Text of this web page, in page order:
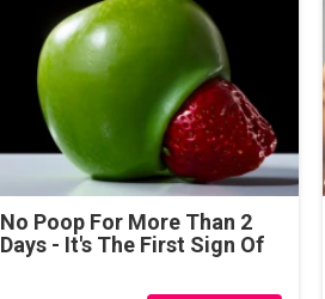
No Poop For More Than 2
Days - It's The First Sign Of